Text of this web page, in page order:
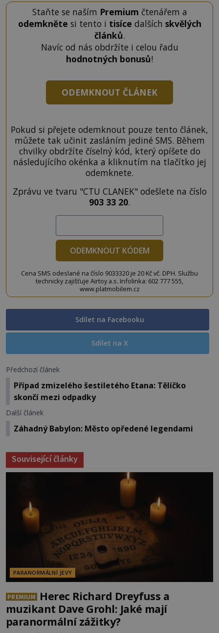
Staňte se naším Premium čtenářem a
odemkněte si tento i tisíce dalších skvělých
článků.
Navíc od nás obdržíte i celou řadu
hodnotných bonusů!
ODEMKNOUT ČLÁNEK
Pokud si přejete odemknout pouze tento článek,
můžete tak učinit zasláním jediné SMS. Během
chvilky obdržíte číselný kód, který opíšete do
následujícího okénka a kliknutím na tlačítko jej
odemknete.
Zprávu ve tvaru "CTU CLANEK" odešlete na číslo
903 33 20.
ODEMKNOUT KÓDEM
Cena SMS odeslané na číslo 9033320 je 20 Kč vč. DPH. Službu
technicky zajišťuje Airtoy a.s. Infolinka: 602 777 555,
www.platmobilem.cz
Sdílet na Facebooku
Sdílet na X
Předchozí článek
Případ zmizelého šestiletého Etana: Tělíčko
skončí mezi odpadky
Další článek
Záhadný Babylon: Město opředené legendami
Související články
PARANORMÁLNÍ JEVY
PREMIUM
Herec Richard Dreyfuss a
muzikant Dave Grohl: Jaké mají
paranormální zážitky?